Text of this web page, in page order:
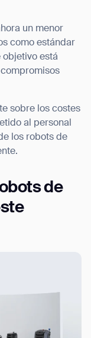
un menor
como estándar
objetivo está
sobre los costes
al personal
los robots de
de